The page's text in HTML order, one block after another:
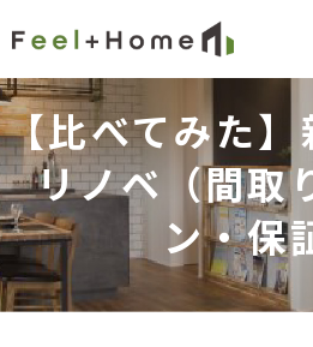
【比べてみた
リノベ（間取
ン・保